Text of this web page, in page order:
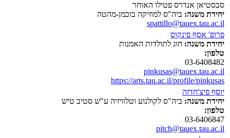
סבסטיאן אנדרס פטילו האוחר
יחידת משנה: ביה"ס למוזיקה בוכמן-מהטה
spattillo@tauex.tau.ac.il
פרופ' אסף פינקוס
יחידת משנה: חוג לתולדות האמנות
טלפון:
03-6408482
pinkusas@tauex.tau.ac.il
https://arts.tau.ac.il/profile/pinkusas
יוסף פיצ'חדזה
יחידת משנה: ביה"ס לקולנוע וטלוויזיה ע"ש סטיב טיש
טלפון:
03-6406847
pitch@tauex.tau.ac.il